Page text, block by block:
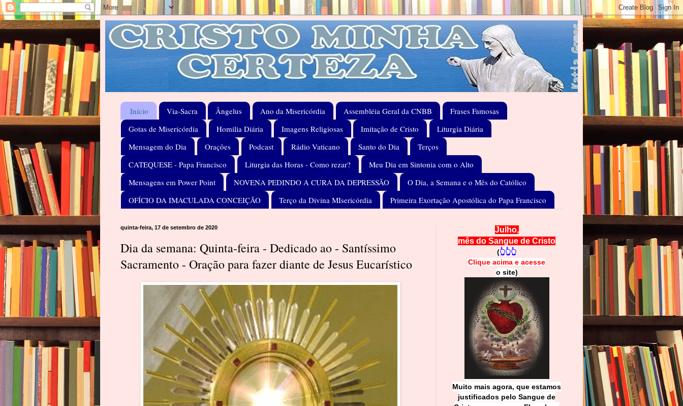
Início Via-Sacra Ângelus Ano da Misericórdia Assembléia Geral da CNBB
Frases Famosas
Gotas de Misericórdia
Homilia Diária Imagens Religiosas Imitação de Cristo
Liturgia Diária
Mensagem do Dia
Orações Podcast Rádio Vaticano Santo do Dia
Terços
CATEQUESE - Papa Francisco
Liturgia das Horas - Como rezar?
Meu Dia em Sintonia com o Alto
Mensagens em Power Point
NOVENA PEDINDO A CURA DA DEPRESSÃO
O Dia, a Semana e o Mês do Católico
OFÍCIO DA IMACULADA CONCEIÇÃO
Terço da Divina MIsericórdia Primeira Exortação Apostólica do Papa Francisco
quinta-feira, 17 de setembro de 2020
Dia da semana: Quinta-feira - Dedicado ao - Santíssimo
Sacramento - Oração para fazer diante de Jesus Eucarístico
Julho,
mês do Sangue de Cristo
(👆👆👆
Clique acima e acesse
o site)
Muito mais agora, que estamos
justificados pelo Sangue de